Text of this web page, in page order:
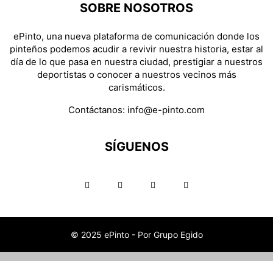
SOBRE NOSOTROS
ePinto, una nueva plataforma de comunicación donde los
pinteños podemos acudir a revivir nuestra historia, estar al
día de lo que pasa en nuestra ciudad, prestigiar a nuestros
deportistas o conocer a nuestros vecinos más
carismáticos.
Contáctanos: info@e-pinto.com
SÍGUENOS
© 2025 ePinto - Por Grupo Egido